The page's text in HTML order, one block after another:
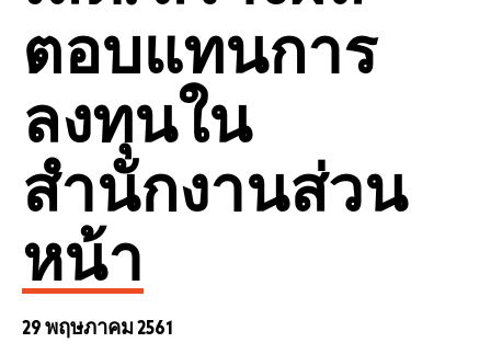
ตอบแทนการ
ลงทุนใน
สำนักงานส่วน
หน้า
29 พฤษภาคม 2561